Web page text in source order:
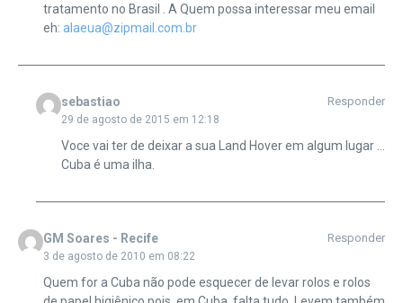
tratamento no Brasil . A Quem possa interessar meu email
eh: alaeua@zipmail.com.br
sebastiao
29 de agosto de 2015 em 12:18
Responder
Voce vai ter de deixar a sua Land Hover em algum lugar …
Cuba é uma ilha.
GM Soares - Recife
3 de agosto de 2010 em 08:22
Responder
Quem for a Cuba não pode esquecer de levar rolos e rolos